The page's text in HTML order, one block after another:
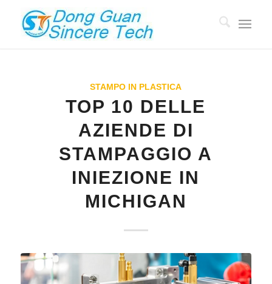
STAMPO IN PLASTICA
TOP 10 DELLE
AZIENDE DI
STAMPAGGIO A
INIEZIONE IN
MICHIGAN